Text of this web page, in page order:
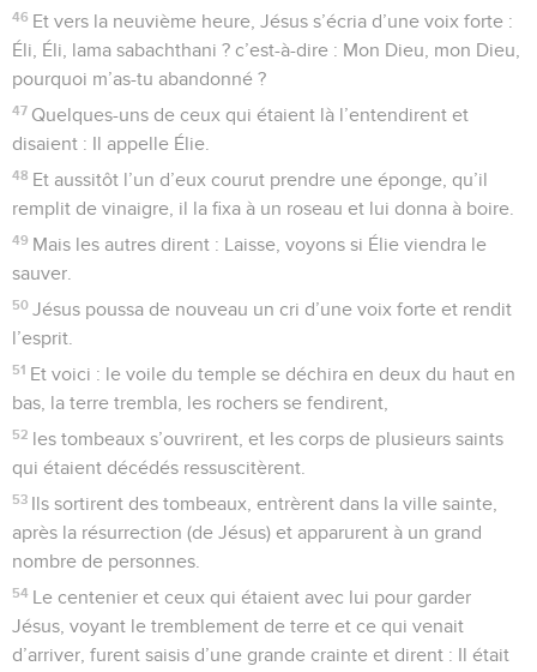
46 Et vers la neuvième heure, Jésus s’écria d’une voix forte :
Éli, Éli, lama sabachthani ? c’est-à-dire : Mon Dieu, mon Dieu,
pourquoi m’as-tu abandonné ?
47 Quelques-uns de ceux qui étaient là l’entendirent et
disaient : Il appelle Élie.
48 Et aussitôt l’un d’eux courut prendre une éponge, qu’il
remplit de vinaigre, il la fixa à un roseau et lui donna à boire.
49 Mais les autres dirent : Laisse, voyons si Élie viendra le
sauver.
50 Jésus poussa de nouveau un cri d’une voix forte et rendit
l’esprit.
51 Et voici : le voile du temple se déchira en deux du haut en
bas, la terre trembla, les rochers se fendirent,
52 les tombeaux s’ouvrirent, et les corps de plusieurs saints
qui étaient décédés ressuscitèrent.
53 Ils sortirent des tombeaux, entrèrent dans la ville sainte,
après la résurrection (de Jésus) et apparurent à un grand
nombre de personnes.
54 Le centenier et ceux qui étaient avec lui pour garder
Jésus, voyant le tremblement de terre et ce qui venait
d’arriver, furent saisis d’une grande crainte et dirent : Il était